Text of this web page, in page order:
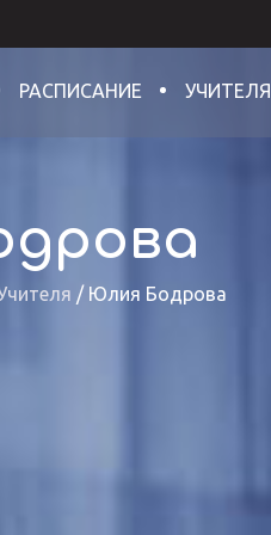
РАСПИСАНИЕ УЧИТЕЛЯ
/ Юлия Бодрова